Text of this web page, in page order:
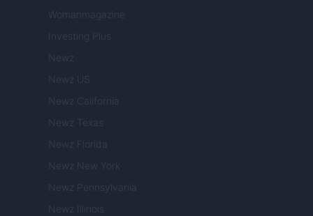
Womanmagazine
Investing Plus
Newz
Newz US
Newz California
Newz Texas
Newz Florida
Newz New York
Newz Pennsylvania
Newz Illinois